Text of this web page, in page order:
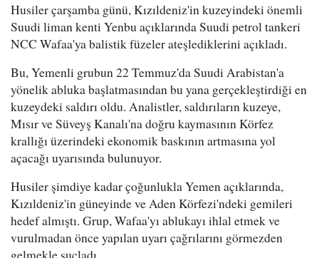
Husiler çarşamba günü, Kızıldeniz'in kuzeyindeki önemli
Suudi liman kenti Yenbu açıklarında Suudi petrol tankeri
NCC Wafaa'ya balistik füzeler ateşlediklerini açıkladı.
Bu, Yemenli grubun 22 Temmuz'da Suudi Arabistan'a
yönelik abluka başlatmasından bu yana gerçekleştirdiği en
kuzeydeki saldırı oldu. Analistler, saldırıların kuzeye,
Mısır ve Süveyş Kanalı'na doğru kaymasının Körfez
krallığı üzerindeki ekonomik baskının artmasına yol
açacağı uyarısında bulunuyor.
Husiler şimdiye kadar çoğunlukla Yemen açıklarında,
Kızıldeniz'in güneyinde ve Aden Körfezi'ndeki gemileri
hedef almıştı. Grup, Wafaa'yı ablukayı ihlal etmek ve
vurulmadan önce yapılan uyarı çağrılarını görmezden
gelmekle suçladı.